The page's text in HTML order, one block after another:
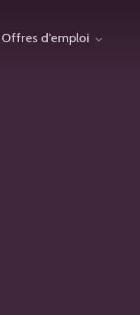
Offres d’emploi